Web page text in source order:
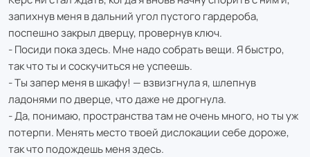
запихнув меня в дальний угол пустого гардероба,
поспешно закрыл дверцу, провернув ключ.
- Посиди пока здесь. Мне надо собрать вещи. Я быстро,
так что ты и соскучиться не успеешь.
- Ты запер меня в шкафу! — взвизгнула я, шлепнув
ладонями по дверце, что даже не дрогнула.
- Да, понимаю, пространства там не очень много, но ты уж
потерпи. Менять место твоей дислокации себе дороже,
так что подождешь меня здесь.